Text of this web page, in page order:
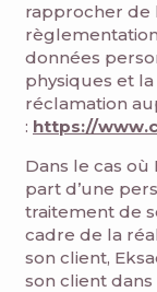
rapprocher de
données
physiques et
réclamation
: https://
Dans le cas
part d’une
traitement de
cadre de la
son client,
son client